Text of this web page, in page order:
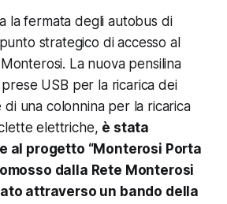
la fermata degli autobus di
strategico di accesso al
La nuova pensilina
prese USB per la ricarica dei
di una colonnina per la ricarica
elettriche, è stata
al progetto “Monterosi Porta
dalla Rete Monterosi
attraverso un bando della